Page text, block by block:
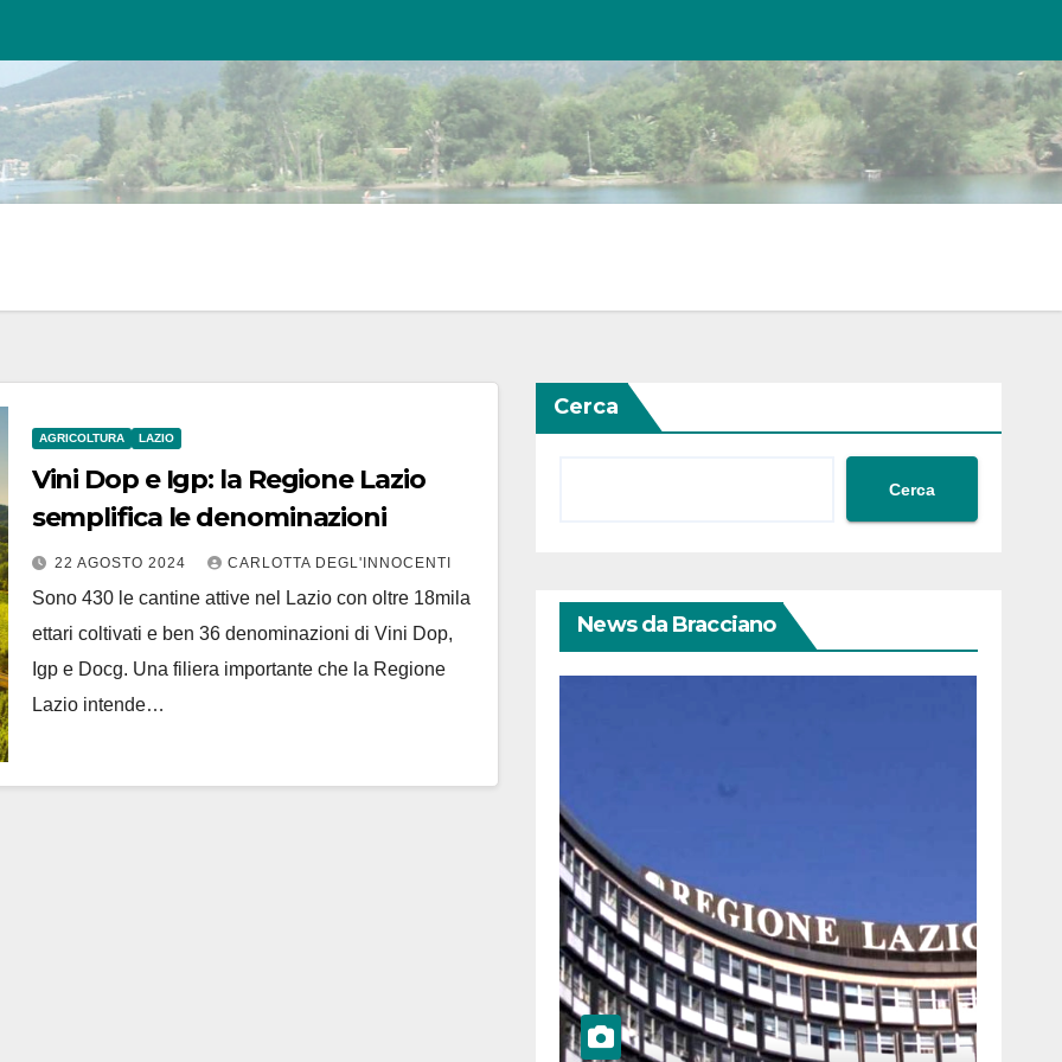
AGRICOLTURA LAZIO
Vini Dop e Igp: la Regione Lazio
semplifica le denominazioni
22 AGOSTO 2024 CARLOTTA DEGL'INNOCENTI
Sono 430 le cantine attive nel Lazio con oltre 18mila
ettari coltivati e ben 36 denominazioni di Vini Dop,
Igp e Docg. Una filiera importante che la Regione
Lazio intende…
Cerca
Cerca
News da Bracciano